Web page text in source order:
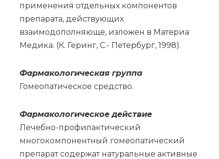
применения отдельных компонентов
препарата, действующих
взаимодополняюще, изложен в Материа
Медика. (К. Геринг, С.- Петербург, 1998).
Фар­ма­ко­ло­ги­че­ская груп­па
Го­мео­па­ти­че­ское сред­ство.
Фармакологическое действие
Лечебно-профилактический
многокомпонентный гомеопатический
препарат содержат натуральные активные